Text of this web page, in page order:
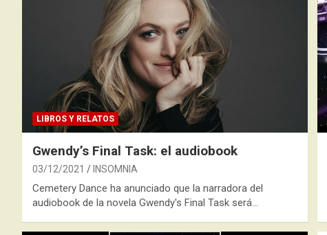
LIBROS Y RELATOS
Gwendy’s Final Task: el audiobook
03/12/2021 INSOMNIA
Cemetery Dance ha anunciado que la narradora del
audiobook de la novela Gwendy's Final Task será…